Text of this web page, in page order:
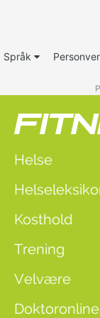
Språk
Helse
Kosthold
Trening
Velvære
Doktoronline